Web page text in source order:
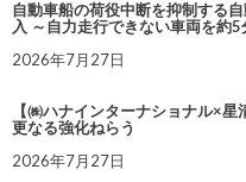
自動車船の荷役中断を抑制する
入 ～自力走行できない車両を約5
2026年7月27日
【㈱ハナインターナショナル×
更なる強化ねらう
2026年7月27日